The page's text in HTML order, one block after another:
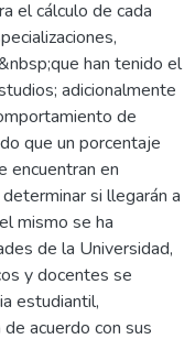
el cálculo de cada
han tenido el
adicionalmente
de
que un porcentaje
encuentran en
si llegarán a
mismo se ha
de la Universidad,
y docentes se
estudiantil,
acuerdo con sus